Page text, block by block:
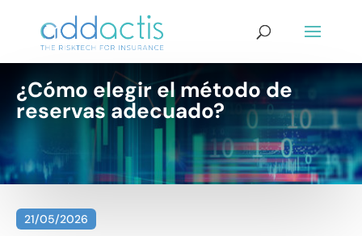
¿Cómo elegir el método de
reservas adecuado?
21/05/2026